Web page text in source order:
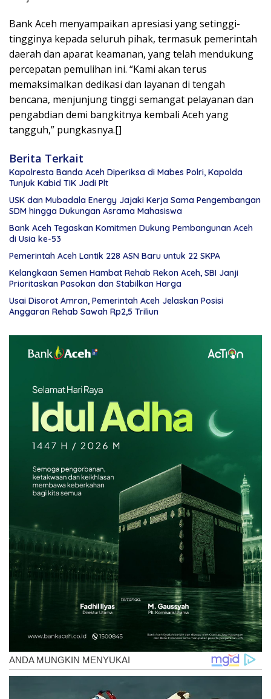
Bank Aceh menyampaikan apresiasi yang setinggi-
tingginya kepada seluruh pihak, termasuk pemerintah
daerah dan aparat keamanan, yang telah mendukung
percepatan pemulihan ini. “Kami akan terus
memaksimalkan dedikasi dan layanan di tengah
bencana, menjunjung tinggi semangat pelayanan dan
pengabdian demi bangkitnya kembali Aceh yang
tangguh,” pungkasnya.[]
Berita Terkait
Kapolresta Banda Aceh Diperiksa di Mabes Polri, Kapolda
Tunjuk Kabid TIK Jadi Plt
USK dan Mubadala Energy Jajaki Kerja Sama Pengembangan
SDM hingga Dukungan Asrama Mahasiswa
Bank Aceh Tegaskan Komitmen Dukung Pembangunan Aceh
di Usia ke-53
Pemerintah Aceh Lantik 228 ASN Baru untuk 22 SKPA
Kelangkaan Semen Hambat Rehab Rekon Aceh, SBI Janji
Prioritaskan Pasokan dan Stabilkan Harga
Usai Disorot Amran, Pemerintah Aceh Jelaskan Posisi
Anggaran Rehab Sawah Rp2,5 Triliun